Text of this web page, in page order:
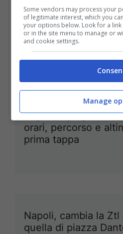
Campania, rifiuti e
arresti e sequestro
Napoli si prepara al
orari, percorso e
prima tappa
Napoli, cambia la
quella di piazza
Some vendors may process your
of legitimate interest, which you
your options below. Look for a
or in the site menu to manage or
and cookie settings.
Manage